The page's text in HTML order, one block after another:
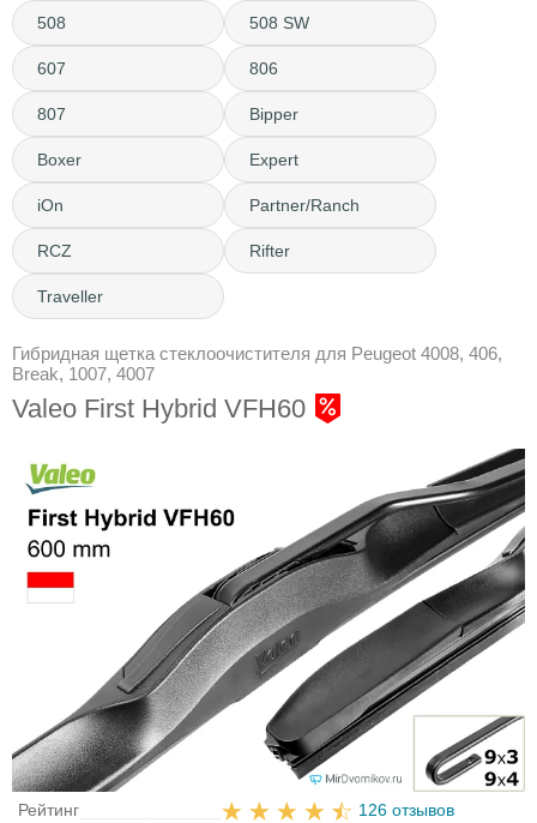
508 508 SW
607 806
807 Bipper
Boxer Expert
iOn Partner/Ranch
RCZ Rifter
Traveller
Гибридная щетка стеклоочистителя для Peugeot 4008, 406,
Break, 1007, 4007
Valeo First Hybrid VFH60
Рейтинг
126 отзывов